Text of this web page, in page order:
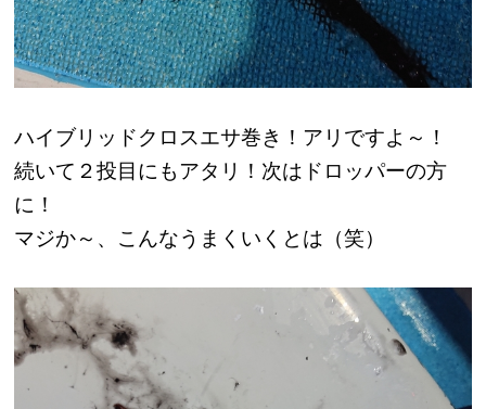
ハイブリッドクロスエサ巻き！アリですよ～！
続いて２投目にもアタリ！次はドロッパーの方
に！
マジか～、こんなうまくいくとは（笑）